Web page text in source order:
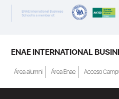
ENAE INTERNATIONAL
Área alumni Área Enae Acceso